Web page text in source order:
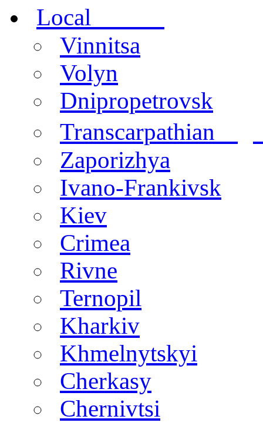
Local
Vinnitsa
Volyn
Dnipropetrovsk
Transcarpathian
Zaporizhya
Ivano-Frankivsk
Kiev
Crimea
Rivne
Ternopil
Kharkiv
Khmelnytskyi
Cherkasy
Chernivtsi